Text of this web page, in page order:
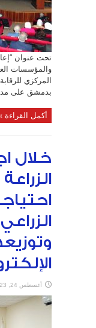
تحت عنوان
والمؤسسات
المركزي
بدمشق على
أكمل القراءة
خلال
أغسطس 24, 2023